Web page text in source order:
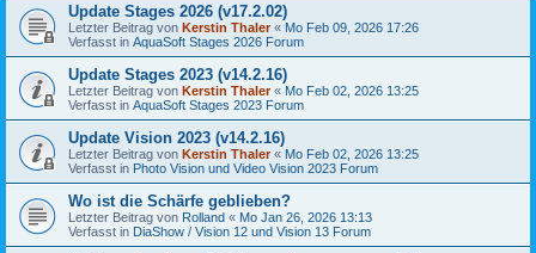
Update Stages 2026 (v17.2.02)
Letzter Beitrag von Kerstin Thaler« Mo Feb 09, 2026 17:26
Verfasst in AquaSoft Stages 2026 Forum
Update Stages 2023 (v14.2.16)
Letzter Beitrag von Kerstin Thaler« Mo Feb 02, 2026 13:25
Verfasst in AquaSoft Stages 2023 Forum
Update Vision 2023 (v14.2.16)
Letzter Beitrag von Kerstin Thaler« Mo Feb 02, 2026 13:25
Verfasst in Photo Vision und Video Vision 2023 Forum
Wo ist die Schärfe geblieben?
Letzter Beitrag von Rolland « Mo Jan 26, 2026 13:13
Verfasst in DiaShow / Vision 12 und Vision 13 Forum